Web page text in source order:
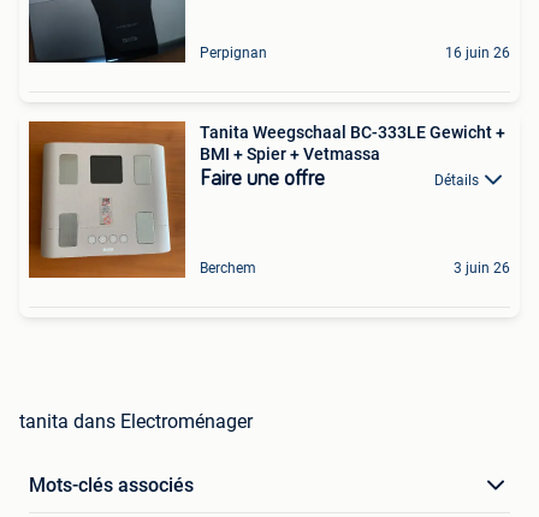
Perpignan 16 juin 26
Tanita Weegschaal BC-333LE Gewicht +
BMI + Spier + Vetmassa
Faire une offre Détails
Berchem 3 juin 26
tanita dans Electroménager
Mots-clés associés